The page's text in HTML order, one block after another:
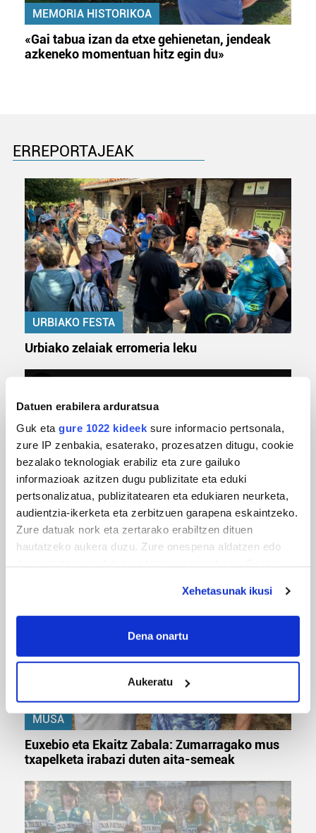
Datuen erabilera arduratsua
Guk eta gure 1022 kideek sure informacio pertsonala,
zure IP zenbakia, esaterako, prozesatzen ditugu, cookie
bezalako teknologiak erabiliz eta zure gailuko
informazioak azitzen dugu publizitate eta eduki
pertsonalizatua, publizitatearen eta edukiaren neurketa,
audientzia-ikerketa eta zerbitzuen garapena eskaintzeko.
Zure datuak nork eta zertarako erabiltzen dituen
hautatzeko aukera duzu. Zure onespena aldatzen edo
If you allow, we would also like to:
Collect information about your geographical
Identify your device by actively scanning it for
specific characteristics (fingerprinting)
Find out more about how your personal data is processed
and set your preferences in the
details section
prozesatzen ditugu, zure IP zenbakia, besteak beste,
teknologia erabiliz, cookieak adibidez, iragarki eta eduki
pertsonalizatuak eskaintzeko, iragarkiak eta edukia
Xehetasunak ikusi
Dena onartu
Aukeratu
MEMORIA HISTORIKOA
«Gai tabua izan da etxe gehienetan, jendeak
azkeneko momentuan hitz egin du»
ERREPORTAJEAK
URBIAKO FESTA
Urbiako zelaiak erromeria leku
MUSIKA
Odik berria ezagutzeko aukera 'KimiK' eta
'Amaaaa!' abestiekin
MUSA
Euxebio eta Ekaitz Zabala: Zumarragako mus
txapelketa irabazi duten aita-semeak